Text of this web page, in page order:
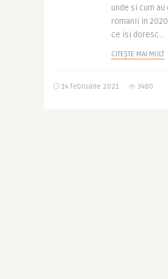
unde si cum
romanii in
ce isi doresc ..
CITEȘTE MAI MULT
14 februarie 2021 3480